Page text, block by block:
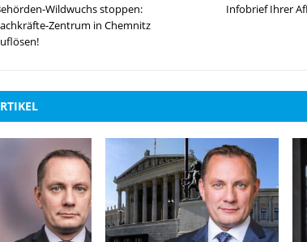
Wildwuchs stoppen:
Zentrum in Chemnitz
Infobrief Ihrer